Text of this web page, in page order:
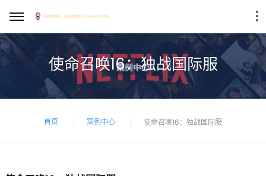
使命召唤16：独战国际服
首页 案例中心 使命召唤16：独战国际服